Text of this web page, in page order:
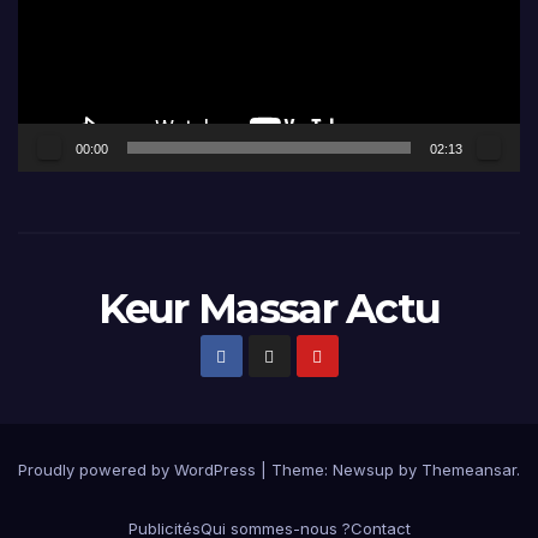
00:00 02:13
Keur Massar Actu
Proudly powered by WordPress Theme: Newsup by Themeansar.
PublicitésQui sommes-nous ?Contact